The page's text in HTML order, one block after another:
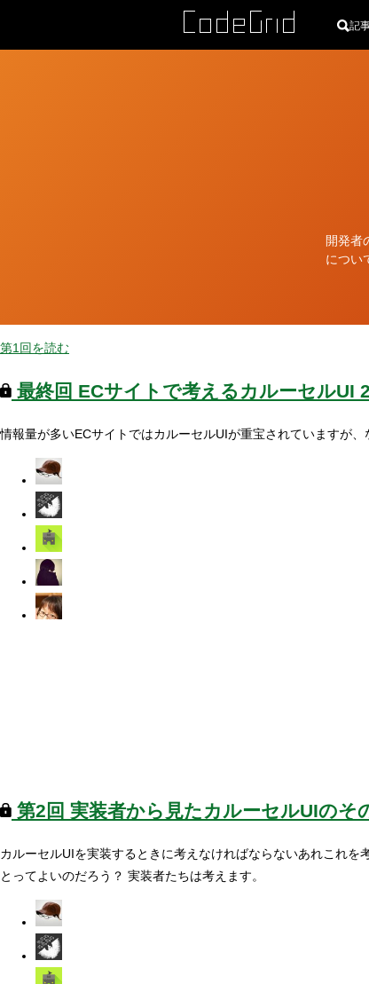
記
開発者
につい
第1回を読む
最終回 ECサイトで考えるカルーセルUI
情報量が多いECサイトではカルーセルUIが重宝されていますが
第2回 実装者から見たカルーセルUIのそ
カルーセルUIを実装するときに考えなければならないあれこれ
とってよいのだろう？ 実装者たちは考えます。